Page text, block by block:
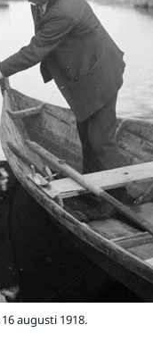
augusti 1918.